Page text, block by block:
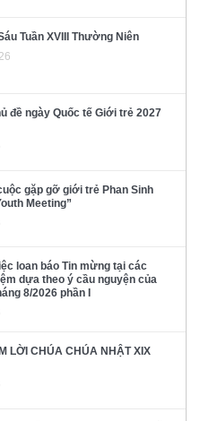
Tuần XVIII Thường Niên
đề ngày Quốc tế Giới trẻ 2027
gặp gỡ giới trẻ Phan Sinh
Meeting”
loan báo Tin mừng tại các
dựa theo ý cầu nguyện của
8/2026 phần I
LỜI CHÚA CHÚA NHẬT XIX